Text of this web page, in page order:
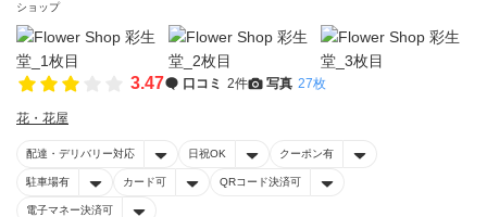
ショップ
3.47 口コミ 2件 写真 27枚
花・花屋
配達・デリバリー対応 日祝OK クーポン有
駐車場有 カード可 QRコード決済可
電子マネー決済可